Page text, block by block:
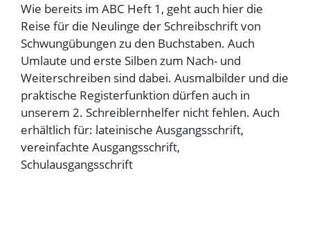
Wie bereits im ABC Heft 1, geht auch hier die
Reise für die Neulinge der Schreibschrift von
Schwungübungen zu den Buchstaben. Auch
Umlaute und erste Silben zum Nach- und
Weiterschreiben sind dabei. Ausmalbilder und die
praktische Registerfunktion dürfen auch in
unserem 2. Schreiblernhelfer nicht fehlen. Auch
erhältlich für: lateinische Ausgangsschrift,
vereinfachte Ausgangsschrift,
Schulausgangsschrift